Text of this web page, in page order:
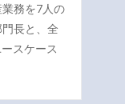
務を7人の
長と、全
スケース